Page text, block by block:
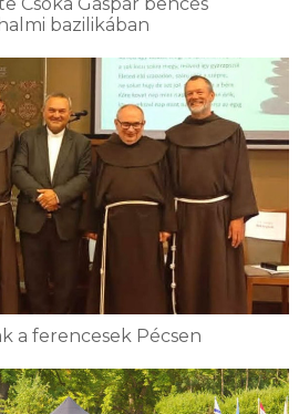
Csóka Gáspár bencés
bazilikában
a ferencesek Pécsen